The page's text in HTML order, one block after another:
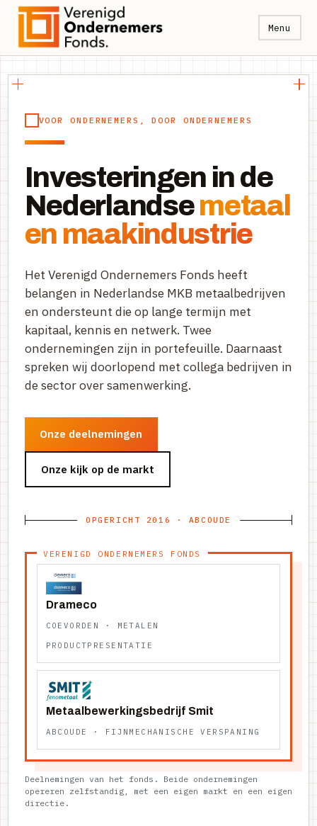
Menu
VOOR ONDERNEMERS, DOOR ONDERNEMERS
Investeringen in de
Nederlandsemetaal
en maakindustrie
Het Verenigd Ondernemers Fonds heeft
belangen in Nederlandse MKB metaalbedrijven
en ondersteunt die op lange termijn met
kapitaal, kennis en netwerk. Twee
ondernemingen zijn in portefeuille. Daarnaast
spreken wij doorlopend met collega bedrijven in
de sector over samenwerking.
Onze deelnemingen
Onze kijk op de markt
OPGERICHT 2016 · ABCOUDE
VERENIGD ONDERNEMERS FONDS
Drameco
COEVORDEN · METALEN
PRODUCTPRESENTATIE
Metaalbewerkingsbedrijf Smit
ABCOUDE · FIJNMECHANISCHE VERSPANING
Deelnemingen van het fonds. Beide ondernemingen
opereren zelfstandig, met een eigen markt en een eigen
directie.